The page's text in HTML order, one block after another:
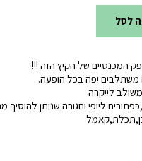
לסל
המכנסיים של הקיץ הזה !!!
משתלבים יפה בכל הופעה.
לייקרה
ליופי וחגורה שניתן